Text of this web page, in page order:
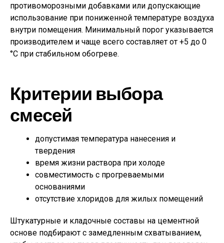
противоморозными добавками или допускающие
использование при пониженной температуре воздуха
внутри помещения. Минимальный порог указывается
производителем и чаще всего составляет от +5 до 0
°C при стабильном обогреве.
Критерии выбора
смесей
допустимая температура нанесения и
твердения
время жизни раствора при холоде
совместимость с прогреваемыми
основаниями
отсутствие хлоридов для жилых помещений
Штукатурные и кладочные составы на цементной
основе подбирают с замедленным схватыванием,